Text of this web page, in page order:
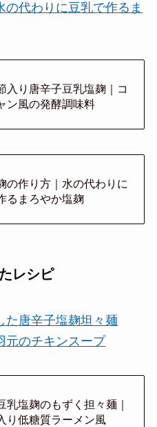
代わりに豆乳で作るま
入り唐辛子豆乳塩麹｜コ
ン風の発酵調味料
の作り方｜水の代わりに
るまろやか塩麹
レシピ
た唐辛子塩麹坦々麺
元のチキンスープ
乳塩麹のもずく担々麺｜
り低糖質ラーメン風